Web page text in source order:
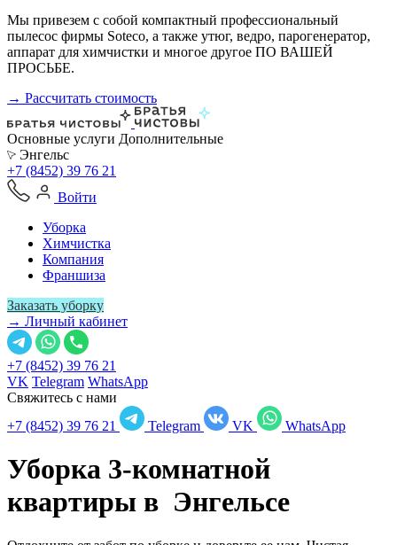
Мы привезем с собой компактный профессиональный
пылесос фирмы Soteco, а также утюг, ведро, парогенератор,
аппарат для химчистки и многое другое ПО ВАШЕЙ
ПРОСЬБЕ.
→ Рассчитать стоимость
Основные услуги Дополнительные
Энгельс
+7 (8452) 39 76 21
Войти
Уборка
Химчистка
Компания
Франшиза
Заказать уборку
→ Личный кабинет
+7 (8452) 39 76 21
VK Telegram WhatsApp
Свяжитесь с нами
+7 (8452) 39 76 21
Telegram VK WhatsApp
Уборка 3-комнатной
квартиры в Энгельсе